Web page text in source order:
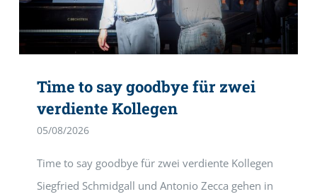
Time to say goodbye für zwei
verdiente Kollegen
05/08/2026
Time to say goodbye für zwei verdiente Kollegen
Siegfried Schmidgall und Antonio Zecca gehen in